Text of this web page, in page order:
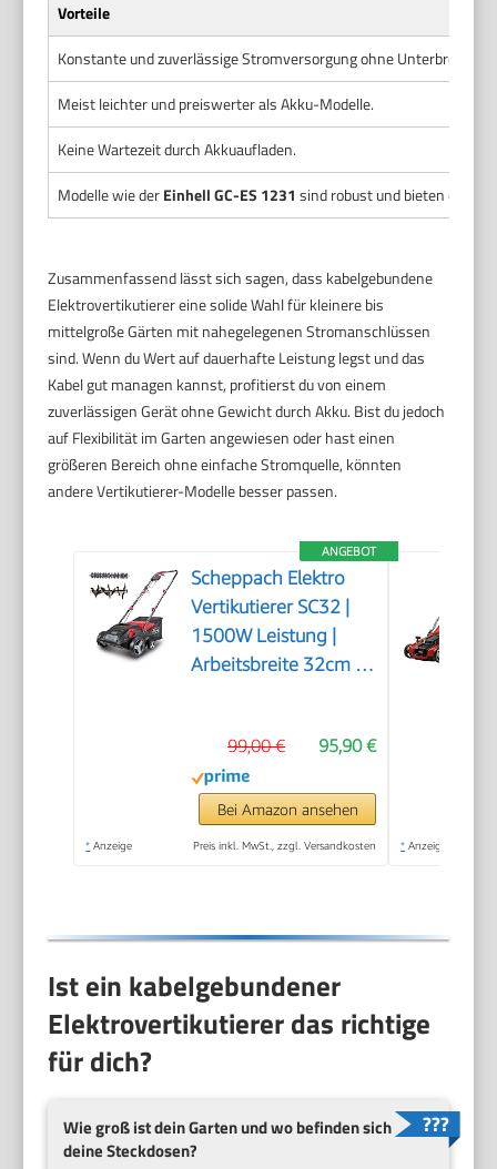
Vorteile
Konstante und zuverlässige Stromversorgung ohne
Meist leichter und preiswerter als Akku-Modelle.
Keine Wartezeit durch Akkuaufladen.
Modelle wie derEinhell GC-ES 1231 sind robust und bieten ein
Zusammenfassend lässt sich sagen, dass kabelgebundene
Elektrovertikutierer eine solide Wahl für kleinere bis
mittelgroße Gärten mit nahegelegenen Stromanschlüssen
sind. Wenn du Wert auf dauerhafte Leistung legst und das
Kabel gut managen kannst, profitierst du von einem
zuverlässigen Gerät ohne Gewicht durch Akku. Bist du jedoch
auf Flexibilität im Garten angewiesen oder hast einen
größeren Bereich ohne einfache Stromquelle, könnten
andere Vertikutierer-Modelle besser passen.
ANGEBOT
Scheppach Elektro
Vertikutierer SC32 |
1500W Leistung |
Arbeitsbreite 32cm |
Höhenverstellung/bis
4mm |
Vertikutierwalze (16
Messer) und
95,90 €
99,00 €
Bei Amazon ansehen
* Anzeige Preis inkl. MwSt., zzgl. Versandkosten * Anzeige
Ist ein kabelgebundener
Elektrovertikutierer das richtige
für dich?
Wie groß ist dein Garten und wo befinden sich
deine Steckdosen?